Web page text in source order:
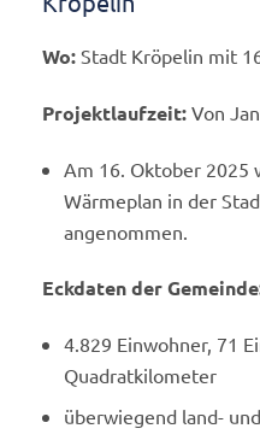
Wo: Stadt Kröpelin mit
Projektlaufzeit: Von
Am 16. Oktober 2025
Wärmeplan in der
angenommen.
Eckdaten der
4.829 Einwohner, 71
Quadratkilometer
überwiegend land-